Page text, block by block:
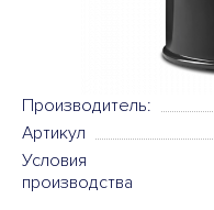
Производитель:
Артикул
Условия
производства